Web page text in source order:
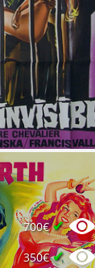
700€✔
350€✔